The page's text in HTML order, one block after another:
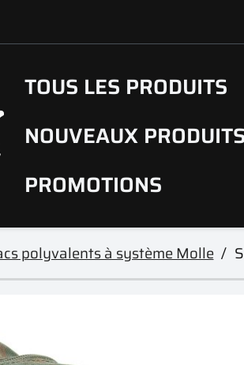
TOUS LES PRODUITS
NOUVEAUX PRODUITS
PROMOTIONS
polyvalents à système Molle